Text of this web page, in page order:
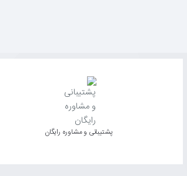
پشتیبانی و مشاوره رایگان